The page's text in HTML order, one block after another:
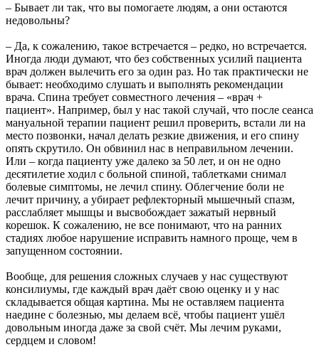
– Бывает ли так, что вы помогаете людям, а они остаются
недовольны?
– Да, к сожалению, такое встречается – редко, но встречается.
Иногда люди думают, что без собственных усилий пациента
врач должен вылечить его за один раз. Но так практически не
бывает: необходимо слушать и выполнять рекомендации
врача. Спина требует совместного лечения – «врач +
пациент». Например, был у нас такой случай, что после сеанса
мануальной терапии пациент решил проверить, встали ли на
место позвонки, начал делать резкие движения, и его спину
опять скрутило. Он обвинил нас в неправильном лечении.
Или – когда пациенту уже далеко за 50 лет, и он не одно
десятилетие ходил с больной спиной, таблетками снимал
болевые симптомы, не лечил спину. Облегчение боли не
лечит причину, а убирает рефлекторный мышечный спазм,
расслабляет мышцы и высвобождает зажатый нервный
корешок. К сожалению, не все понимают, что на ранних
стадиях любое нарушение исправить намного проще, чем в
запущенном состоянии.
Вообще, для решения сложных случаев у нас существуют
консилиумы, где каждый врач даёт свою оценку и у нас
складывается общая картина. Мы не оставляем пациента
наедине с болезнью, мы делаем всё, чтобы пациент ушёл
довольным иногда даже за свой счёт. Мы лечим руками,
сердцем и словом!